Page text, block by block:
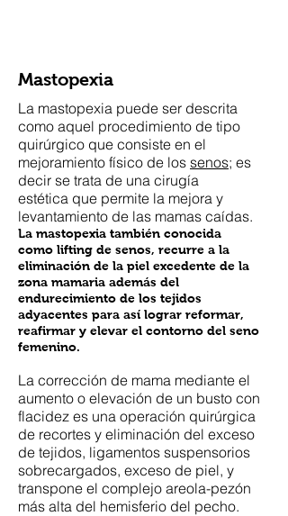
Mastopexia
La mastopexia puede ser descrita
como aquel procedimiento de tipo
quirúrgico que consiste en el
mejoramiento físico de los senos; es
decir se trata de una cirugía
estética que permite la mejora y
levantamiento de las mamas caídas.​
La mastopexia también conocida
como lifting de senos, recurre a la
eliminación de la piel excedente de la
zona mamaria además del
endurecimiento de los tejidos
adyacentes para así lograr reformar,
reafirmar y elevar el contorno del seno
femenino.
La corrección de mama mediante el
aumento o elevación de un busto con
flacidez es una operación quirúrgica
de recortes y eliminación del exceso
de tejidos, ligamentos suspensorios
sobrecargados, exceso de piel, y
transpone el complejo areola-pezón
más alta del hemisferio del pecho.